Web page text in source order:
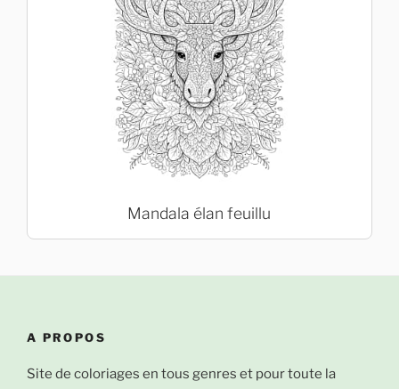
Mandala élan feuillu
A PROPOS
Site de coloriages en tous genres et pour toute la